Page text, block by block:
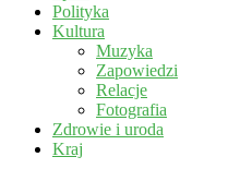
Polityka
Kultura
Muzyka
Zapowiedzi
Relacje
Fotografia
Zdrowie i uroda
Kraj